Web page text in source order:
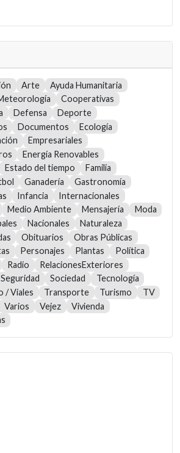
Arte
Ayuda Humanitaria
Cooperativas
Defensa
Deporte
Documentos
Ecología
Empresariales
Energía Renovables
Estado del tiempo
Familia
Ganadería
Gastronomía
Infancia
Internacionales
Medio Ambiente Mensajería
Moda
Nacionales
Naturaleza
Obituarios
Obras Públicas
Personajes Plantas
Política
Radio
RelacionesExteriores
Seguridad Sociedad
Tecnología
/ Viales Transporte Turismo
TV
Varios Vejez
Vivienda